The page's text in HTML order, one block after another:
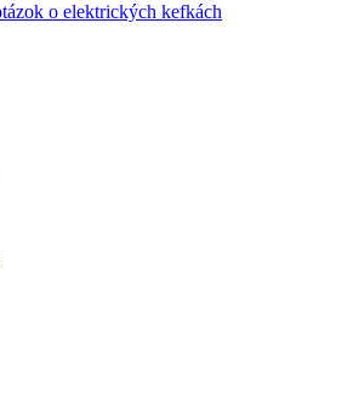
o elektrických kefkách